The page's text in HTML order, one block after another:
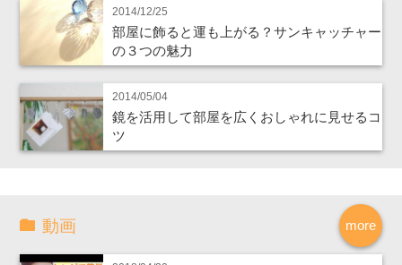
2014/12/25
部屋に飾ると運も上がる？サンキャッチャー
の３つの魅力
2014/05/04
鏡を活用して部屋を広くおしゃれに見せるコ
ツ
more
動画